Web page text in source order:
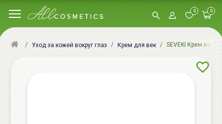
0 0
Уход за кожей вокруг глаз Крем для век SEVEKI Крем